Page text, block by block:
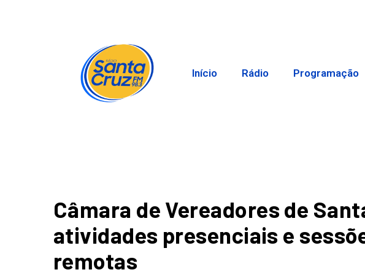
Início Rádio Programação
Câmara de Vereadores de
atividades presenciais e
remotas